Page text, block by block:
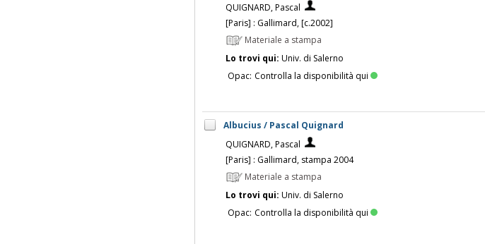
QUIGNARD, Pascal
[Paris] : Gallimard, [c.2002]
Materiale a stampa
Lo trovi qui: Univ. di Salerno
Opac: Controlla la disponibilità qui
Albucius / Pascal Quignard
QUIGNARD, Pascal
[Paris] : Gallimard, stampa 2004
Materiale a stampa
Lo trovi qui: Univ. di Salerno
Opac: Controlla la disponibilità qui